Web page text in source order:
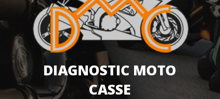
DIAGNOSTIC MOTO
CASSE